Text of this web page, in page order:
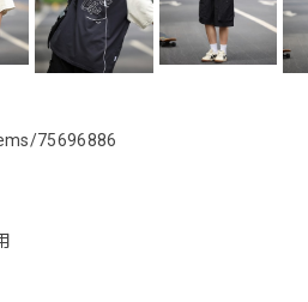
75696886